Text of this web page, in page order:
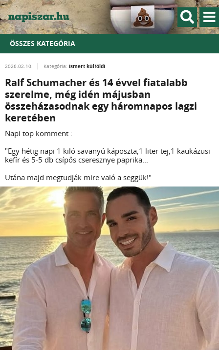
ÖSSZES KATEGÓRIA
2026.02.10. Kategória: Ismert külföldi
Ralf Schumacher és 14 évvel fiatalabb
szerelme, még idén májusban
összeházasodnak egy háromnapos lagzi
keretében
Napi top komment :
"Egy hétig napi 1 kiló savanyú káposzta,1 liter tej,1 kaukázusi
kefír és 5-5 db csípős cseresznye paprika...
Utána majd megtudják mire való a seggük!"